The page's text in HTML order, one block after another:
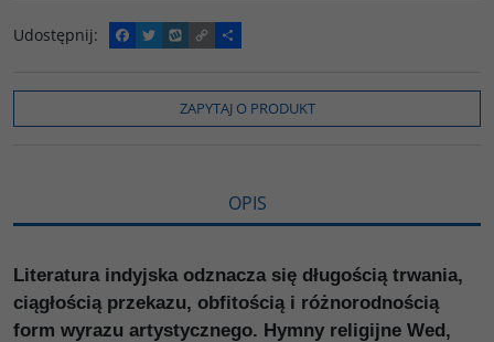
Udostępnij:
F
a
e
o
T
w
t
e
W
y
o
p
C
o
y
L
i
P
o
z
i
e
ę
ZAPYTAJ O PRODUKT
OPIS
Literatura indyjska odznacza się długością trwania,
ciągłością przekazu, obfitością i różnorodnością
form wyrazu artystycznego. Hymny religijne Wed,